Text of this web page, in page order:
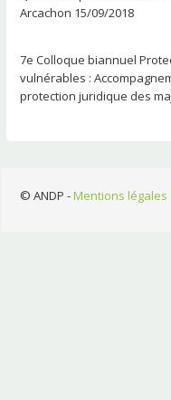
Arcachon 15/09/2018
7e Colloque biannuel
vulnérables :
protection juridique des
© ANDP -Mentions légales